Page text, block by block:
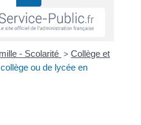
- Scolarité > Collège et
ou de lycée en